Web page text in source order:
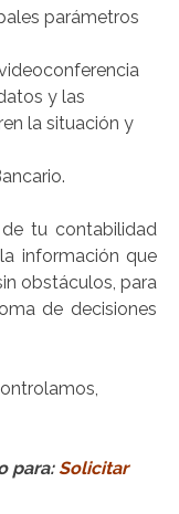
parámetros
y las
la situación y
tu contabilidad
información que
obstáculos, para
de decisiones
para:Solicitar